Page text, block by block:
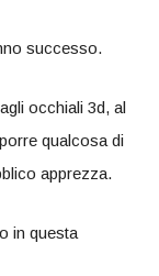
successo.
occhiali 3d, al
qualcosa di
apprezza.
in questa